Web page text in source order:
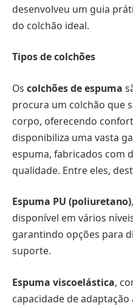
desenvolveu um guia
do colchão ideal.
Tipos de colchões
Os colchões de espuma
procura um colchão que
corpo, oferecendo
disponibiliza uma vasta
espuma, fabricados com
qualidade. Entre eles,
Espuma PU (poliuretano)
disponível em vários
garantindo opções para
suporte.
Espuma viscoelástica,
capacidade de